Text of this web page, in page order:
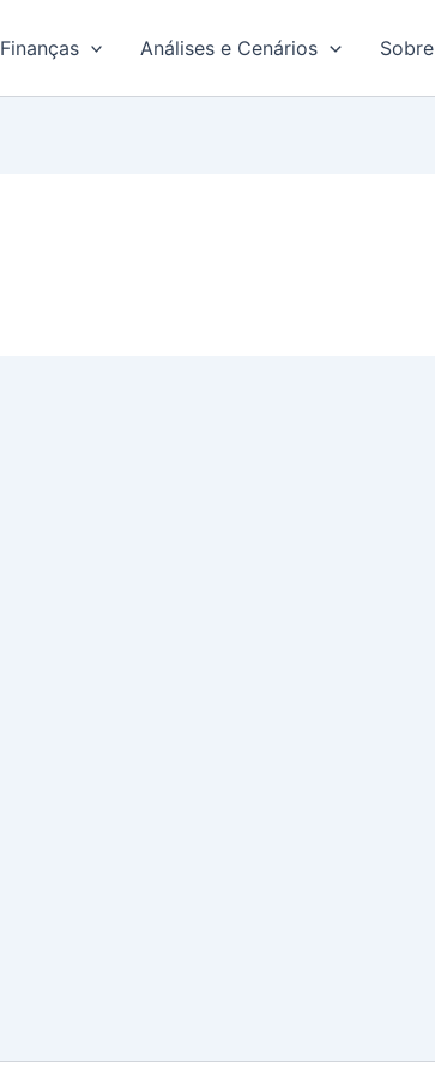
Finanças Análises e Cenários Sobre